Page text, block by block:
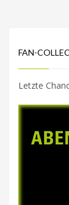
FAN-
Letzte